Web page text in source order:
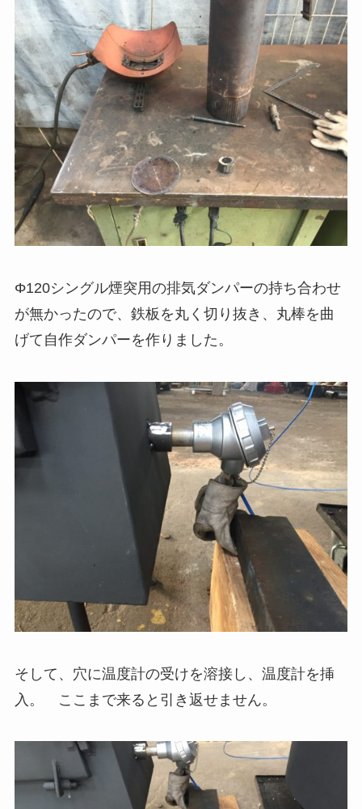
Φ120シングル煙突用の排気ダンパーの持ち合わせ
が無かったので、鉄板を丸く切り抜き、丸棒を曲
げて自作ダンパーを作りました。
そして、穴に温度計の受けを溶接し、温度計を挿
入。 ここまで来ると引き返せません。